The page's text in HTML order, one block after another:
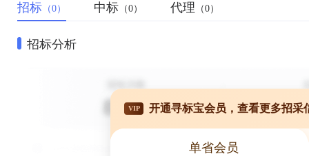
招标 （0） 中标 （0） 代理 （0）
招标分析
VIP 开通寻标宝会员，查看更多招采
单省会员